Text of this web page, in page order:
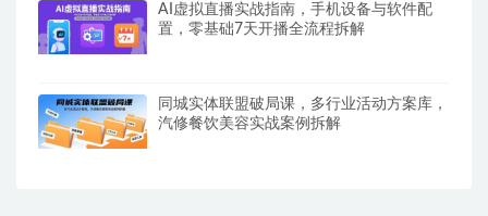
AI虚拟直播实战指南，手机设备与软件配
置，零基础7天开播全流程拆解
同城实体联盟破局课，多行业活动方案库，
汽修餐饮美容实战案例拆解